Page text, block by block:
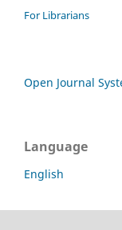
For Librarians
Open Journal
Language
English